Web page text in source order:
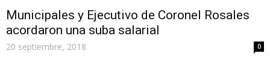
Municipales y Ejecutivo de Coronel Rosales
acordaron una suba salarial
20 septiembre, 2018 0